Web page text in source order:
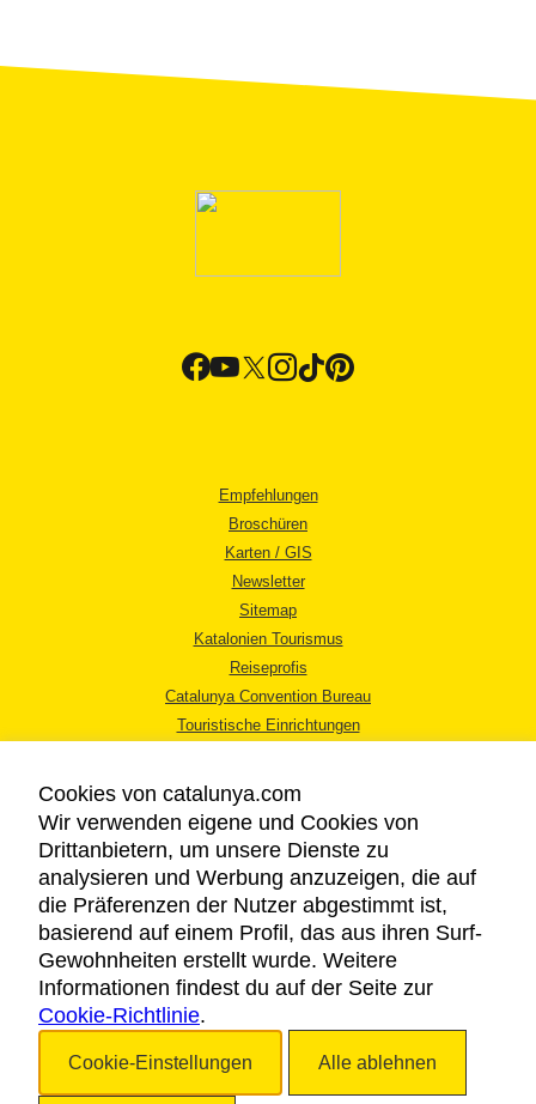
Empfehlungen
Broschüren
Karten / GIS
Newsletter
Sitemap
Katalonien Tourismus
Reiseprofis
Catalunya Convention Bureau
Touristische Einrichtungen
RECHTLICHER HINWEIS
DATENSCHUTZICHTLINIE
COOKIES
BARRIEREFREIHEIT
Cookies von catalunya.com
Wir verwenden eigene und Cookies von
Drittanbietern, um unsere Dienste zu
analysieren und Werbung anzuzeigen, die auf
die Präferenzen der Nutzer abgestimmt ist,
basierend auf einem Profil, das aus ihren Surf-
Gewohnheiten erstellt wurde. Weitere
Informationen findest du auf der Seite zur
Cookie-Richtlinie.
Cookie-Einstellungen Alle ablehnen